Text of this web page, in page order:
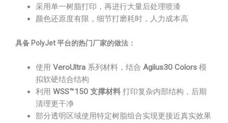
采用单一树脂打印，再进行大量后处理喷漆
颜色还原度有限，细节打磨耗时，人力成本高
具备 PolyJet 平台的热门厂家的做法：
使用 VeroUltra 系列材料，结合 Agilus30 Colors 模
拟软硬结合结构
利用 WSS™150 支撑材料 打印复杂内部结构，后期
清理更干净
部分透明区域使用特定树脂组合实现更接近真实效果